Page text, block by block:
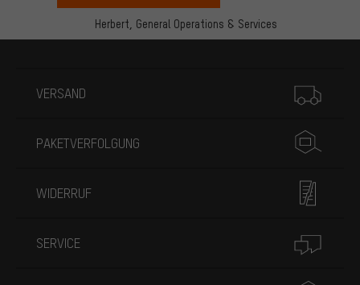
Herbert, General Operations & Services
VERSAND
PAKETVERFOLGUNG
WIDERRUF
SERVICE